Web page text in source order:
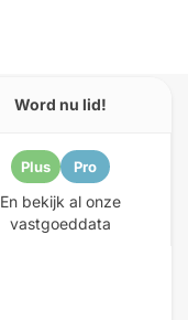
Word nu lid!
Plus Pro
En bekijk al onze
vastgoeddata